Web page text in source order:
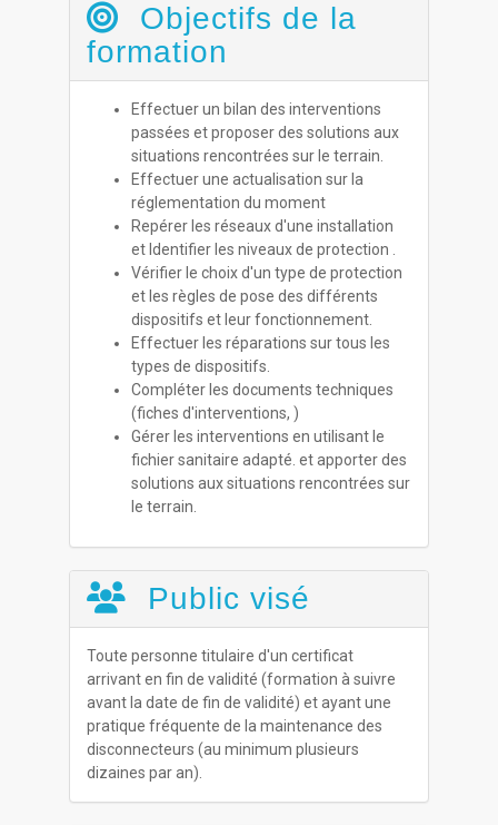
Objectifs de la
formation
Effectuer un bilan des interventions
passées et proposer des solutions aux
situations rencontrées sur le terrain.
Effectuer une actualisation sur la
réglementation du moment
Repérer les réseaux d'une installation
et Identifier les niveaux de protection .
Vérifier le choix d'un type de protection
et les règles de pose des différents
dispositifs et leur fonctionnement.
Effectuer les réparations sur tous les
types de dispositifs.
Compléter les documents techniques
(fiches d'interventions, )
Gérer les interventions en utilisant le
fichier sanitaire adapté. et apporter des
solutions aux situations rencontrées sur
le terrain.
Public visé
Toute personne titulaire d'un certificat
arrivant en fin de validité (formation à suivre
avant la date de fin de validité) et ayant une
pratique fréquente de la maintenance des
disconnecteurs (au minimum plusieurs
dizaines par an).